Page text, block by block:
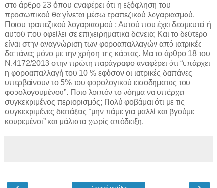
στο άρθρο 23 όπου αναφέρει ότι η εξόφληση του
προσωπικού θα γίνεται μέσω τραπεζικού λογαριασμού.
Ποιου τραπεζικού λογαριασμού ; Αυτού που έχει δεσμευτεί ή
αυτού που οφείλει σε επιχειρηματικά δάνεια; Και το δεύτερο
είναι στην αναγνώριση των φοροαπαλλαγών από ιατρικές
δαπάνες μόνο με την χρήση της κάρτας. Μα το άρθρο 18 του
Ν.4172/2013 στην πρώτη παράγραφο αναφέρει ότι “υπάρχει
η φοροαπαλλαγή του 10 % εφόσον οι ιατρικές δαπάνες
υπερβαίνουν το 5% του φορολογικού εισοδήματος του
φορολογουμένου”. Ποιο λοιπόν το νόημα να υπάρχει
συγκεκριμένος περιορισμός; Πολύ φοβάμαι ότι με τις
συγκεκριμένες διατάξεις “μην πάμε για μαλλί και βγούμε
κουρεμένοι” και μάλιστα χωρίς απόδειξη.